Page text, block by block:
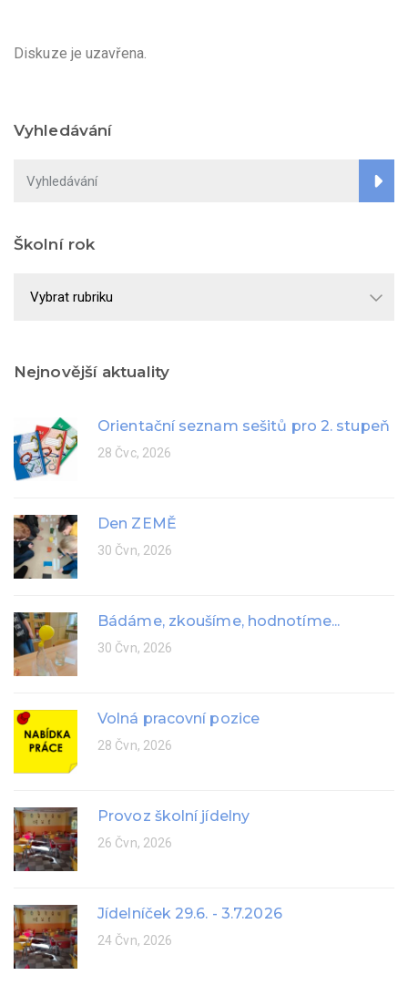
Diskuze je uzavřena.
Vyhledávání
Školní rok
Nejnovější aktuality
Orientační seznam sešitů pro 2. stupeň
28 Čvc, 2026
Den ZEMĚ
30 Čvn, 2026
Bádáme, zkoušíme, hodnotíme...
30 Čvn, 2026
Volná pracovní pozice
28 Čvn, 2026
Provoz školní jídelny
26 Čvn, 2026
Jídelníček 29.6. - 3.7.2026
24 Čvn, 2026